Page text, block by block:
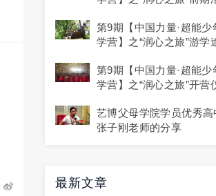
第9期【中国力量·超能少
学营】之“润心之旅”游学
第9期【中国力量·超能少
学营】之“润心之旅”开营
艺博父母学院学员优秀
张子刚老师的分享
最新文章